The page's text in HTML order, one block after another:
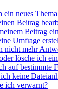
ein neues
Beitrag
Beitrag
Umfrage
nicht mehr
lösche ich
auf bestimmte
keine
ich verwarnt?